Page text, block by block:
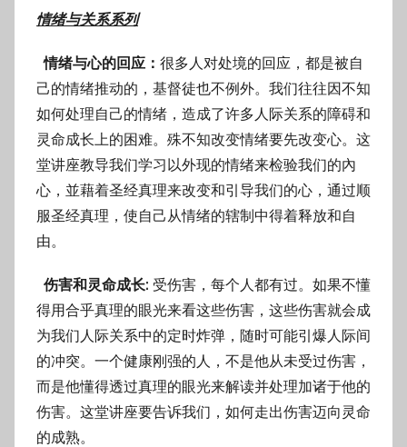
情绪与关系系列
情绪与心的回应： 很多人对处境的回应，都是被自
己的情绪推动的，基督徒也不例外。我们往往因不知
如何处理自己的情绪，造成了许多人际关系的障碍和
灵命成长上的困难。殊不知改变情绪要先改变心。这
堂讲座教导我们学习以外现的情绪来检验我们的內
心，並藉着圣经真理来改变和引导我们的心，通过顺
服圣经真理，使自己从情绪的辖制中得着释放和自
由。
伤害和灵命成长: 受伤害，每个人都有过。如果不懂
得用合乎真理的眼光来看这些伤害，这些伤害就会成
为我们人际关系中的定时炸弹，随时可能引爆人际间
的冲突。一个健康刚强的人，不是他从未受过伤害，
而是他懂得透过真理的眼光来解读并处理加诸于他的
伤害。这堂讲座要告诉我们，如何走出伤害迈向灵命
的成熟。